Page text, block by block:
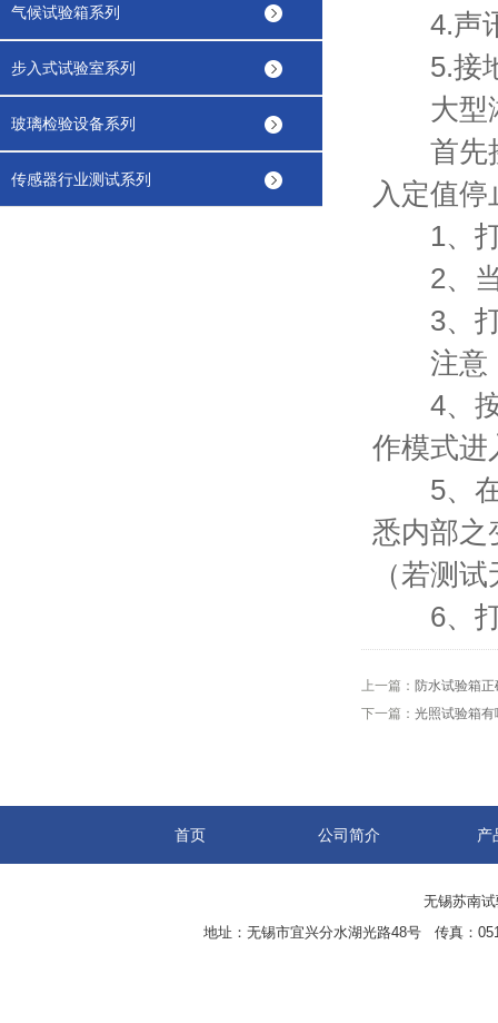
气候试验箱系列
步入式试验室系列
玻璃检验设备系列
传感器行业测试系列
4.声
5.接
大型淋
首先接
入定值
1、打
2、当
3、打
注意：
4、按
作模式进
5、在
悉内部之
（若测
6、打
上一篇： 防水试验箱
下一篇： 光照试验箱
首页 公司简介 产
无锡苏南
地址：无锡市宜兴分水湖光路48号 传真：